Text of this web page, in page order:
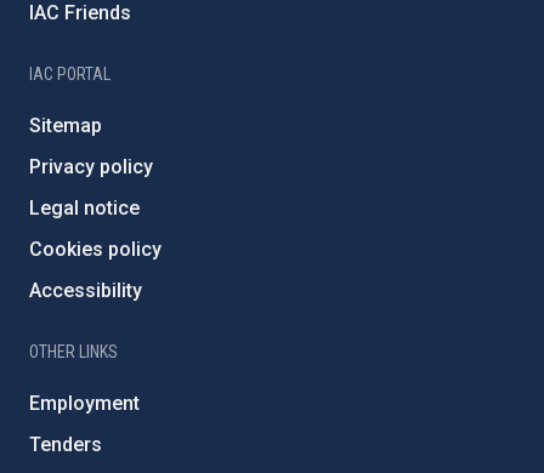
IAC Friends
IAC PORTAL
Sitemap
Privacy policy
Legal notice
Cookies policy
Accessibility
OTHER LINKS
Employment
Tenders